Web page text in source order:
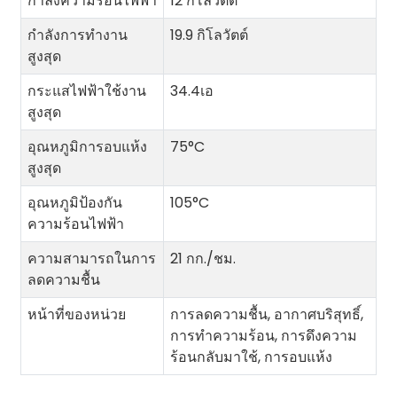
กำลังการทำงาน
สูงสุด
19.9 กิโลวัตต์
กระแสไฟฟ้าใช้งาน
สูงสุด
34.4เอ
อุณหภูมิการอบแห้ง
สูงสุด
75°C
อุณหภูมิป้องกัน
ความร้อนไฟฟ้า
105°C
ความสามารถในการ
ลดความชื้น
21 กก./ชม.
หน้าที่ของหน่วย
การลดความชื้น, อากาศบริสุทธิ์,
การทำความร้อน, การดึงความ
ร้อนกลับมาใช้, การอบแห้ง